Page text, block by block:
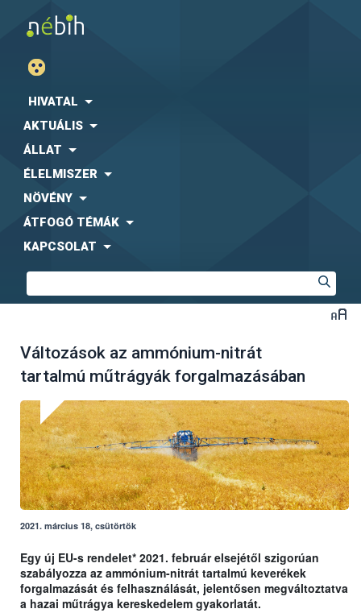
HIVATAL
AKTUÁLIS
ÁLLAT
ÉLELMISZER
NÖVÉNY
ÁTFOGÓ TÉMÁK
KAPCSOLAT
Változások az ammónium-nitrát
tartalmú műtrágyák forgalmazásában
2021. március 18, csütörtök
Egy új EU-s rendelet* 2021. február elsejétől szigorúan
szabályozza az ammónium-nitrát tartalmú keverékek
forgalmazását és felhasználását, jelentősen megváltoztatva
a hazai műtrágya kereskedelem gyakorlatát.